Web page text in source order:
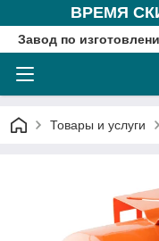
ВРЕМЯ
Завод по
Товары и услуги